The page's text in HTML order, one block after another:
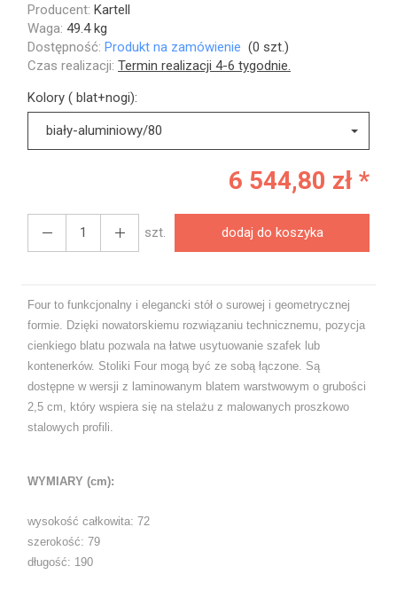
Producent: Kartell
Waga: 49.4kg
Dostępność: Produkt na zamówienie (0 szt.)
Czas realizacji: Termin realizacji 4-6 tygodnie.
Kolory ( blat+nogi):
biały-aluminiowy/80
6 544,80 zł *
szt. dodaj do koszyka
Four to funkcjonalny i elegancki stół o surowej i geometrycznej
formie. Dzięki nowatorskiemu rozwiązaniu technicznemu, pozycja
cienkiego blatu pozwala na łatwe usytuowanie szafek lub
kontenerków. Stoliki Four mogą być ze sobą łączone. Są
dostępne w wersji z laminowanym blatem warstwowym o grubości
2,5 cm, który wspiera się na stelażu z malowanych proszkowo
stalowych profili.
WYMIARY (cm):
wysokość całkowita: 72
szerokość: 79
długość: 190